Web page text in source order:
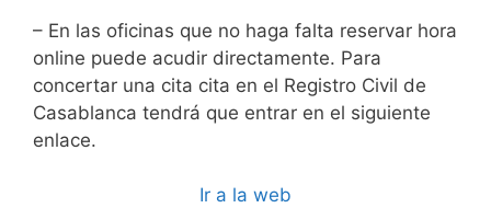
– En las oficinas que no haga falta reservar hora
online puede acudir directamente. Para
concertar una cita cita en el Registro Civil de
Casablanca tendrá que entrar en el siguiente
enlace.
Ir a la web